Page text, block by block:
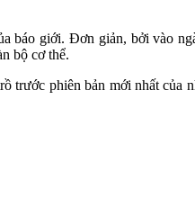
báo giới. Đơn giản, bởi vào
bộ c‌ơ th‌ể.
trước phiên bản mới nhất